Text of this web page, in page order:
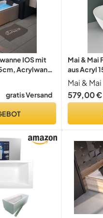
IOS mit
Acrylwanne
und
gratis Versand
Mai & Mai
aus Acryl
Mai & Mai
579,00 €